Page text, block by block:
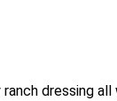
dressing